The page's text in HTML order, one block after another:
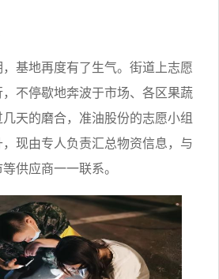
，基地再度有了生气。街道上志愿
不停歇地奔波于市场、各区果蔬
几天的磨合，准油股份的志愿小组
现由专人负责汇总物资信息，与
供应商一一联系。